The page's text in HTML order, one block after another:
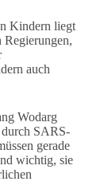
Kindern liegt
auch
Wodarg
durch SARS-
gerade
wichtig, sie